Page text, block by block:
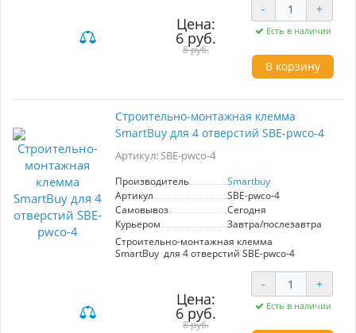
Цена:
6 руб.
8 руб.
- +
Есть в наличии
В корзину
Строительно-монтажная клемма
SmartBuy для 4 отверстий SBE-pwco-4
Артикул: SBE-pwco-4
Производитель
Smartbuy
Артикул
SBE-pwco-4
Самовывоз
Сегодня
Курьером
Завтра/послезавтра
Строительно-монтажная клемма
SmartBuy для 4 отверстий SBE-pwco-4
Цена:
6 руб.
8 руб.
- +
Есть в наличии